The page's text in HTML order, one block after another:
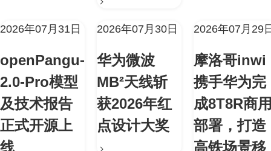
2026年07月31日
openPangu-
2.0-Pro模型
及技术报告
正式开源上
线
2026年07月30日
华为微波
MB²天线斩
获2026年红
点设计大奖
2026年07月29
摩洛哥inwi
携手华为完
成8T8R商
部署，打造
高铁场景移